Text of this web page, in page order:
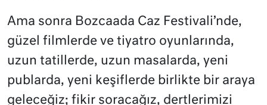
Ama sonra Bozcaada Caz Festivali’nde,
güzel filmlerde ve tiyatro oyunlarında,
uzun tatillerde, uzun masalarda, yeni
publarda, yeni keşiflerde birlikte bir araya
geleceğiz; fikir soracağız, dertlerimizi